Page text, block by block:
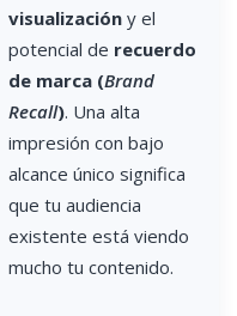
visualización y el
potencial de recuerdo
de marca (Brand
Recall). Una alta
impresión con bajo
alcance único significa
que tu audiencia
existente está viendo
mucho tu contenido.